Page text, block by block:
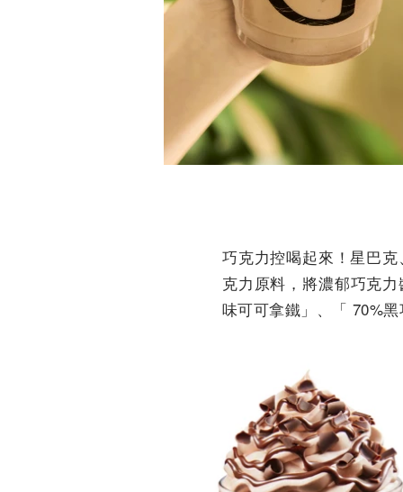
巧克力控喝起來！星巴
克力原料，將濃郁巧克
味可可拿鐵」、「 70%